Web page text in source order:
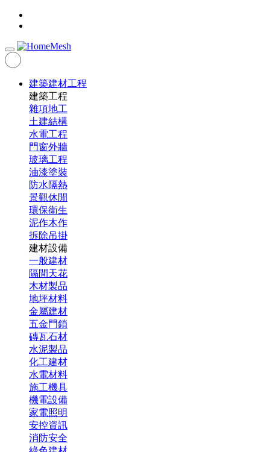
建築建材工程
建築工程
雜項地工
土建結構
水電工程
門窗外牆
玻璃工程
油漆塗裝
防水隔熱
景觀休閒
環保衛生
泥作木作
拆除吊掛
建材設備
一般建材
隔間天花
木材製品
地坪材料
金屬建材
五金門鎖
磚瓦石材
水泥製品
化工建材
水電材料
施工機具
機電設備
家電照明
安控資訊
消防安全